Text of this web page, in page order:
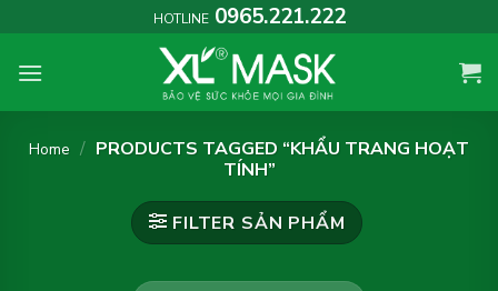
to
content
HOTLINE 0965.221.222
Home / PRODUCTS TAGGED “KHẨU TRANG HOẠT
TÍNH”
FILTER